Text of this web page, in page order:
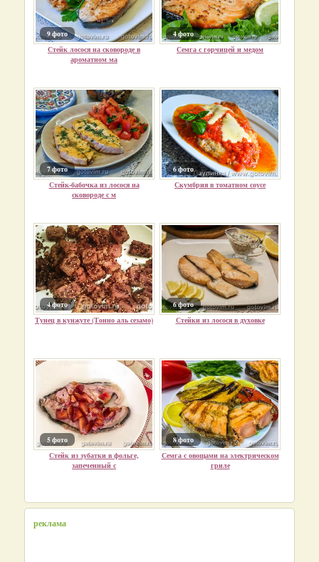
9 фото
Стейк лосося на сковороде в
ароматном ма
4 фото
Семга с горчицей и медом
7 фото
Стейк-бабочка из лосося на
сковороде с м
6 фото
Скумбрия в томатном соусе
4 фото
Тунец в кунжуте (Тонно аль сезамо)
6 фото
Стейки из лосося в духовке
5 фото
Стейк из зубатки в фольге,
запеченный с
8 фото
Семга с овощами на электрическом
гриле
реклама